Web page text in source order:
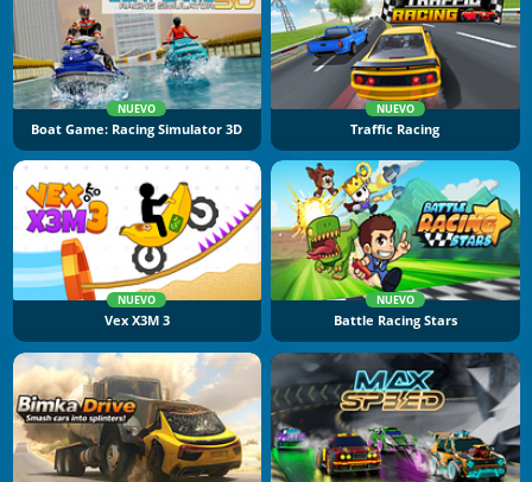
NUEVO
Boat Game: Racing Simulator 3D
NUEVO
Traffic Racing
NUEVO
Vex X3M 3
NUEVO
Battle Racing Stars